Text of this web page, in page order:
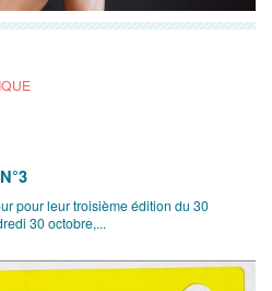
pour leur troisième édition du 30
30 octobre,...